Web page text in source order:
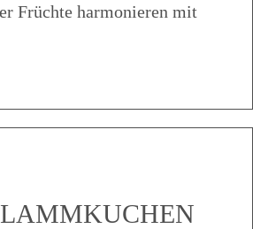
Früchte harmonieren mit